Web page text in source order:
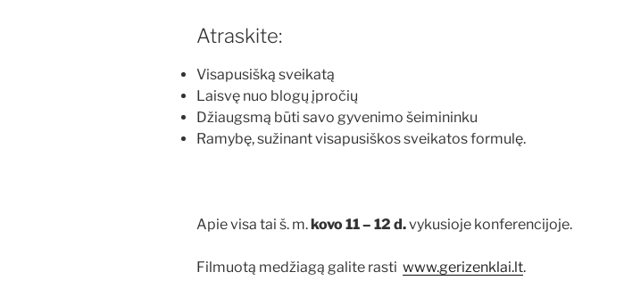
Atraskite:
Visapusišką sveikatą
Laisvę nuo blogų įpročių
Džiaugsmą būti savo gyvenimo šeimininku
Ramybę, sužinant visapusiškos sveikatos formulę.
Apie visa tai š. m.kovo 11 – 12 d.vykusioje konferencijoje.
Filmuotą medžiagą galite rasti www.gerizenklai.lt.